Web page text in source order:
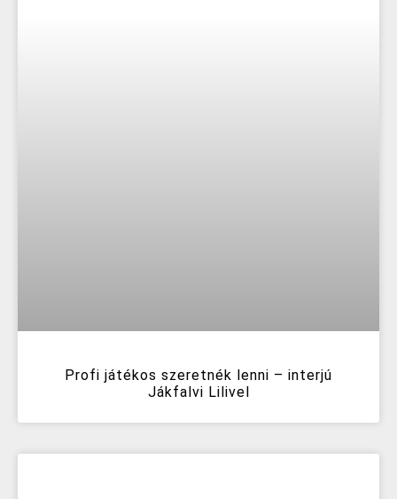
Profi játékos szeretnék lenni – interjú
Jákfalvi Lilivel